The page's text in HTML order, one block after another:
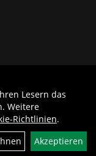
Lesern das
Weitere
Richtlinien.
Akzeptieren
widerrufen